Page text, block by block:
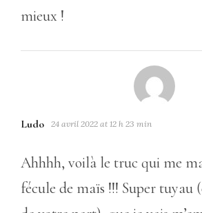
mieux !
Ludo 24 avril 2022 at 12 h 23 min
Ahhhh, voilà le truc qui me
fécule de maïs !!! Super tuyau